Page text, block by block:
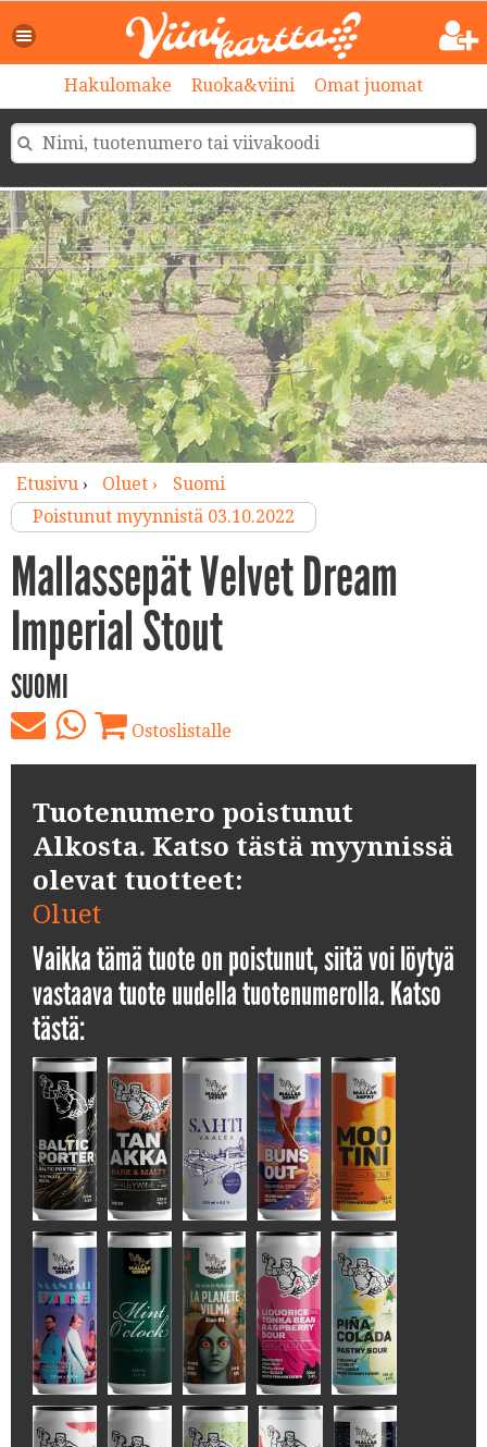
Hakulomake Ruoka&viini Omat juomat
Etusivu› Oluet ›
Suomi
Poistunut myynnistä 03.10.2022
Mallassepät Velvet Dream
Imperial Stout
SUOMI
Ostoslistalle
Tuotenumero poistunut
Alkosta. Katso tästä myynnissä
olevat tuotteet:
Oluet
Vaikka tämä tuote on poistunut, siitä voi löytyä
vastaava tuote uudella tuotenumerolla. Katso
tästä: